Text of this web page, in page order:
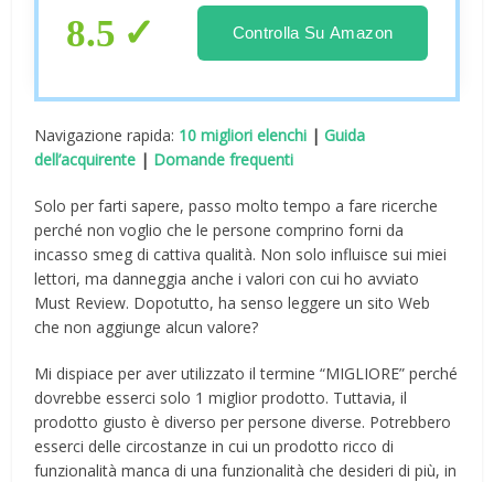
8.5 Controlla Su Amazon
Navigazione rapida: 10 migliori elenchi |Guida
dell’acquirente | Domande frequenti
Solo per farti sapere, passo molto tempo a fare ricerche
perché non voglio che le persone comprino forni da
incasso smeg di cattiva qualità. Non solo influisce sui miei
lettori, ma danneggia anche i valori con cui ho avviato
Must Review. Dopotutto, ha senso leggere un sito Web
che non aggiunge alcun valore?
Mi dispiace per aver utilizzato il termine “MIGLIORE” perché
dovrebbe esserci solo 1 miglior prodotto. Tuttavia, il
prodotto giusto è diverso per persone diverse. Potrebbero
esserci delle circostanze in cui un prodotto ricco di
funzionalità manca di una funzionalità che desideri di più, in